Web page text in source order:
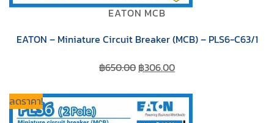
EATON MCB
EATON – Miniature Circuit Breaker (MCB) – PLS6-C63/1
฿650.00 Original
was:
฿650.00.
฿306.00Current
is:
฿306.00.
ลดราคา!